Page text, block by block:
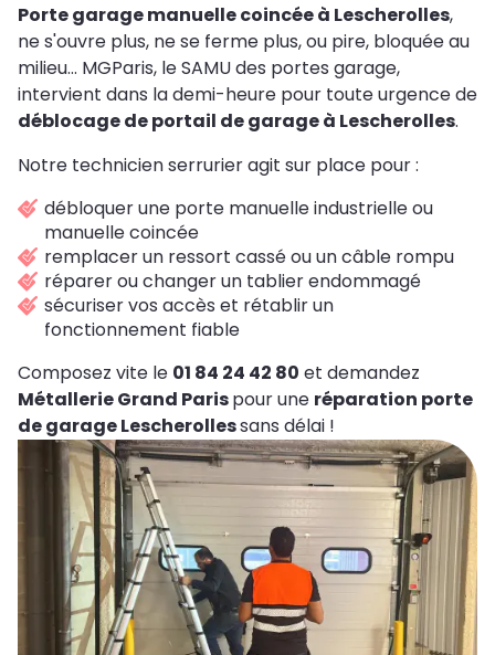
Porte garage manuelle coincée à Lescherolles,
ne s'ouvre plus, ne se ferme plus, ou pire, bloquée au
milieu... MGParis, le SAMU des portes garage,
intervient dans la demi-heure pour toute urgence de
déblocage de portail de garage à Lescherolles.
Notre technicien serrurier agit sur place pour :
débloquer une porte manuelle industrielle ou
manuelle coincée
remplacer un ressort cassé ou un câble rompu
réparer ou changer un tablier endommagé
sécuriser vos accès et rétablir un
fonctionnement fiable
Composez vite le 01 84 24 42 80 et demandez
Métallerie Grand Parispour une réparation porte
de garage Lescherollessans délai !